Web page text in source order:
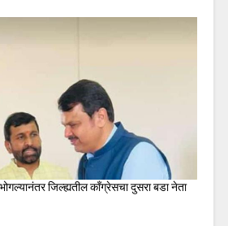
जिल्ह्यतील कॉंग्रेसचा दुसरा बडा नेता